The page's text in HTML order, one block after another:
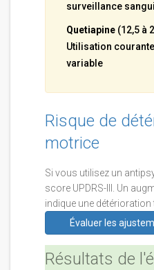
surveillance
Quetiapine (12,5 à
Utilisation
variable
Risque de
motrice
Si vous utilisez un
score UPDRS-III. Un
indique une
Évaluer les
Résultats de